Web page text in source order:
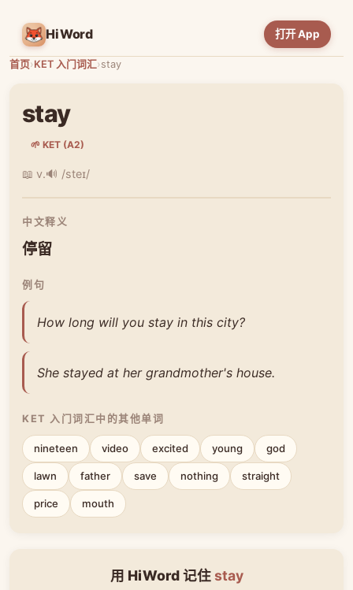
HiWord 打开 App
首页›KET 入门词汇›stay
stay
🌱 KET (A2)
📖 v.🔊 /steɪ/
中文释义
停留
例句
How long will you stay in this city?
She stayed at her grandmother's house.
KET 入门词汇中的其他单词
nineteen video excited young god
lawn father save nothing straight
price mouth
用 HiWord 记住stay